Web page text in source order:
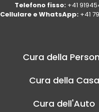
Telefono fisso: +41
Cellulare e WhatsApp: +41
Cura della
Cura della Casa
Cura dell'Auto